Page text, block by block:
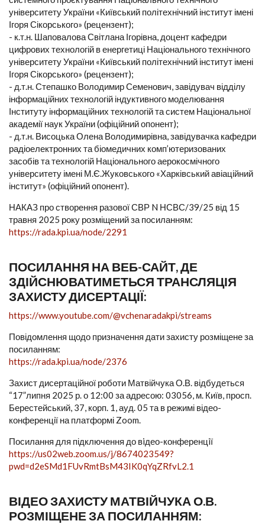
університету України «Київський політехнічний інститут імені
Ігоря Сікорського» (рецензент);
- к.т.н. Шаповалова Світлана Ігорівна, доцент кафедри
цифрових технологій в енергетиці Національного технічного
університету України «Київський політехнічний інститут імені
Ігоря Сікорського» (рецензент);
- д.т.н. Степашко Володимир Семенович, завідувач відділу
інформаційних технологій індуктивного моделювання
Інституту інформаційних технологій та систем Національної
академії наук України (офіційний опонент);
- д.т.н. Висоцька Олена Володимирівна, завідувачка кафедри
радіоелектронних та біомедичних комп’ютеризованих
засобів та технологій Національного аерокосмічного
університету імені М.Є.Жуковського «Харківський авіаційний
інститут» (офіційний опонент).
НАКАЗ про створення разової СВР N НСВС/39/25 від 15
травня 2025 року розміщений за посиланням:
https://rada.kpi.ua/node/2291
ПОСИЛАННЯ НА ВЕБ-САЙТ, ДЕ
ЗДІЙСНЮВАТИМЕТЬСЯ ТРАНСЛЯЦІЯ
ЗАХИСТУ ДИСЕРТАЦІЇ:
https://www.youtube.com/@vchenaradakpi/streams
Повідомлення щодо призначення дати захисту розміщене за
посиланням:
https://rada.kpi.ua/node/2376
Захист дисертаційної роботи Матвійчука О.В. відбудеться
“17”липня 2025 р. о 12:00 за адресою: 03056, м. Київ, просп.
Берестейський, 37, корп. 1, ауд. 05 та в режимі відео-
конференції на платформі Zoom.
Посилання для підключення до вiдео-конференцiї
https://us02web.zoom.us/j/8674023549?
pwd=d2eSMd1FUvRmtBsM43IK0qYqZRfvL2.1
ВІДЕО ЗАХИСТУ МАТВІЙЧУКА О.В.
РОЗМІЩЕНЕ ЗА ПОСИЛАННЯМ: